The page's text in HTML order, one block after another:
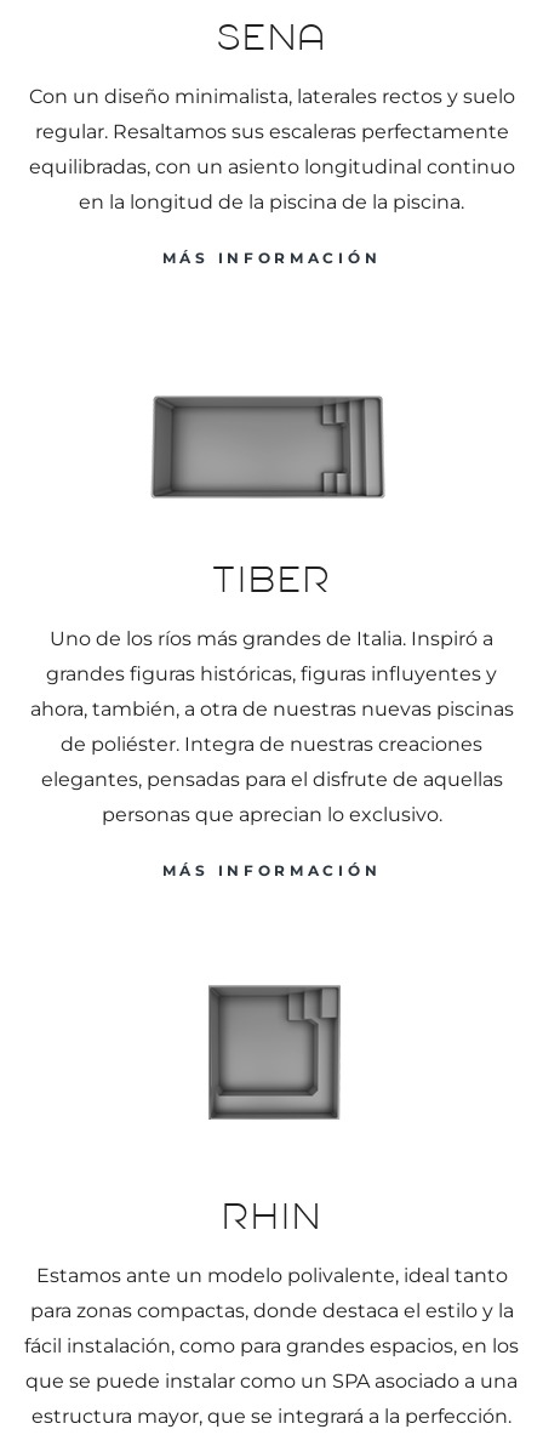
Sena
Con un diseño minimalista, laterales rectos y suelo
regular. Resaltamos sus escaleras perfectamente
equilibradas, con un asiento longitudinal continuo
en la longitud de la piscina de la piscina.
MÁS INFORMACIÓN
Tiber
Uno de los ríos más grandes de Italia. Inspiró a
grandes figuras históricas, figuras influyentes y
ahora, también, a otra de nuestras nuevas piscinas
de poliéster. Integra de nuestras creaciones
elegantes, pensadas para el disfrute de aquellas
personas que aprecian lo exclusivo.
MÁS INFORMACIÓN
Rhin
Estamos ante un modelo polivalente, ideal tanto
para zonas compactas, donde destaca el estilo y la
fácil instalación, como para grandes espacios, en los
que se puede instalar como un SPA asociado a una
estructura mayor, que se integrará a la perfección.